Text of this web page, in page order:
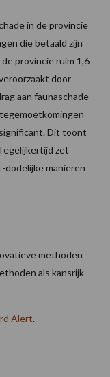
in de provincie
die betaald zijn
provincie ruim 1,6
door
aan faunaschade
Dit toont
zet
dodelijke manieren
methoden
als kansrijk
Alert.